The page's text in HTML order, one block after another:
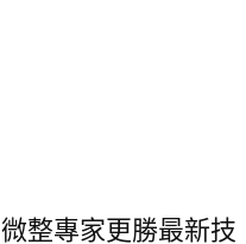
微整專家更勝最新技